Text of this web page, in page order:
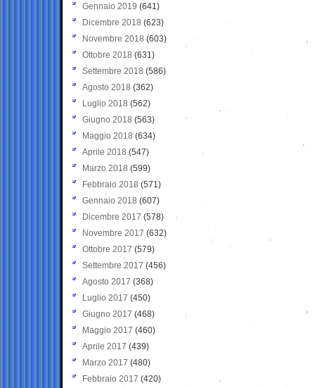
Gennaio 2019 (641)
Dicembre 2018 (623)
Novembre 2018 (603)
Ottobre 2018 (631)
Settembre 2018 (586)
Agosto 2018 (362)
Luglio 2018 (562)
Giugno 2018 (563)
Maggio 2018 (634)
Aprile 2018 (547)
Marzo 2018 (599)
Febbraio 2018 (571)
Gennaio 2018 (607)
Dicembre 2017 (578)
Novembre 2017 (632)
Ottobre 2017 (579)
Settembre 2017 (456)
Agosto 2017 (368)
Luglio 2017 (450)
Giugno 2017 (468)
Maggio 2017 (460)
Aprile 2017 (439)
Marzo 2017 (480)
Febbraio 2017 (420)